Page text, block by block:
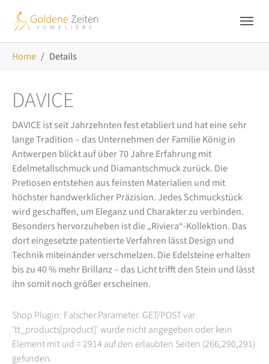
Home Details
DAVICE
DAVICE ist seit Jahrzehnten fest etabliert und hat eine sehr
lange Tradition – das Unternehmen der Familie König in
Antwerpen blickt auf über 70 Jahre Erfahrung mit
Edelmetallschmuck und Diamantschmuck zurück. Die
Pretiosen entstehen aus feinsten Materialien und mit
höchster handwerklicher Präzision. Jedes Schmuckstück
wird geschaffen, um Eleganz und Charakter zu verbinden.
Besonders hervorzuheben ist die „Riviera“-Kollektion. Das
dort eingesetzte patentierte Verfahren lässt Design und
Technik miteinander verschmelzen. Die Edelsteine erhalten
bis zu 40 % mehr Brillanz – das Licht trifft den Stein und lässt
ihn somit noch größer erscheinen.
Shop Plugin: Falscher Parameter. GET/POST var
'tt_products[product]' wurde nicht angegeben oder kein
Element mit uid = 2914 auf den erlaubten Seiten (266,290,291)
gefunden.